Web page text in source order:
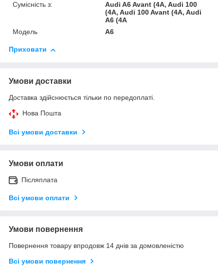
Сумісність з:
Audi A6 Avant (4A, Audi 100
(4A, Audi 100 Avant (4A, Audi
A6 (4A
Модель
A6
Приховати
Умови доставки
Доставка здійснюється тільки по передоплаті.
Нова Пошта
Всі умови доставки
Умови оплати
Післяплата
Всі умови оплати
Умови повернення
Повернення товару впродовж 14 днів за домовленістю
Всі умови повернення